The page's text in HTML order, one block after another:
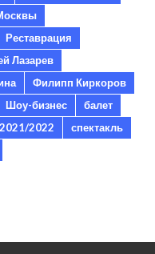
Реставрация
Лазарев
Филипп Киркоров
Шоу-бизнес
балет
2022
спектакль